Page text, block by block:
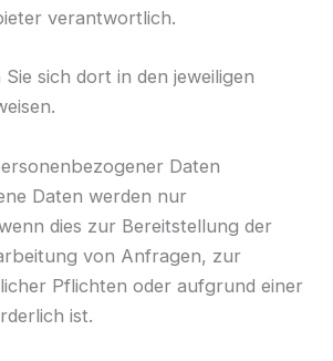
verantwortlich.
sich dort in den jeweiligen
Daten
Daten werden nur
dies zur Bereitstellung der
von Anfragen, zur
Pflichten oder aufgrund einer
ist.